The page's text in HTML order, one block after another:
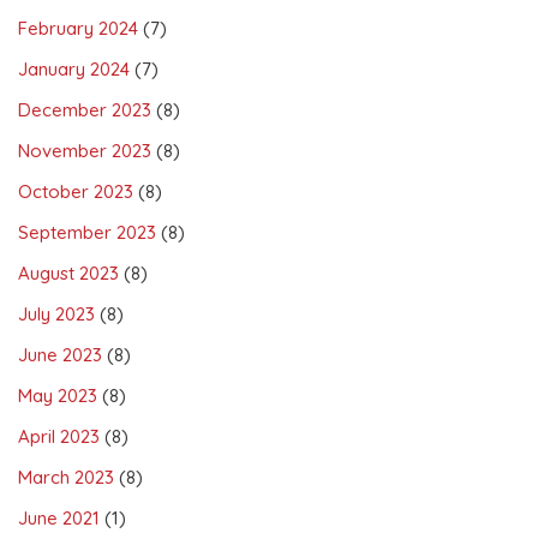
February 2024 (7)
January 2024 (7)
December 2023 (8)
November 2023 (8)
October 2023 (8)
September 2023 (8)
August 2023 (8)
July 2023 (8)
June 2023 (8)
May 2023 (8)
April 2023 (8)
March 2023 (8)
June 2021 (1)